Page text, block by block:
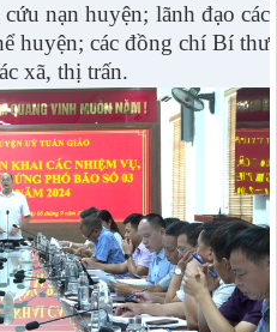
nạn huyện; lãnh đạo các
huyện; các đồng chí Bí thư
xã, thị trấn.